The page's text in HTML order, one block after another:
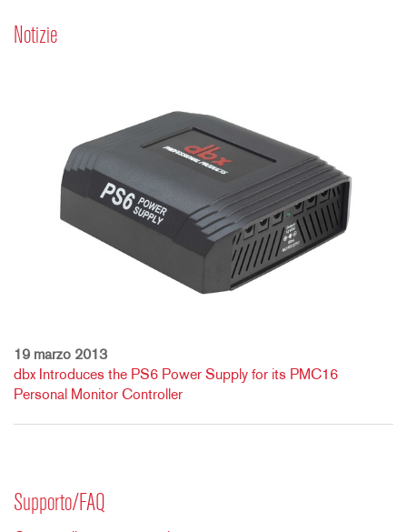
Notizie
19 marzo 2013
dbx Introduces the PS6 Power Supply for its PMC16
Personal Monitor Controller
Supporto/FAQ